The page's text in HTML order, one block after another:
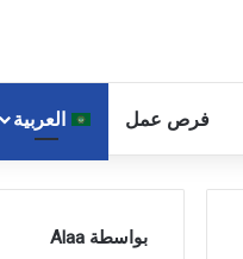
فرص عمل العربية
بواسطة Alaa